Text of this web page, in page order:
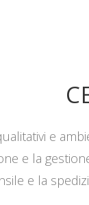
e
e la
e la